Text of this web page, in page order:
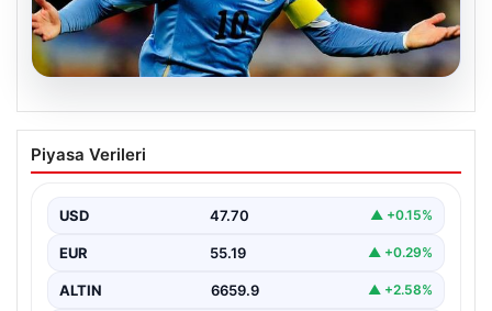
Diego Forlan Uruguay Milli Takımı’nın
yeni teknik direktörü oldu
Piyasa Verileri
USD 47.70 ▲ +0.15%
EUR 55.19 ▲ +0.29%
ALTIN 6659.9 ▲ +2.58%